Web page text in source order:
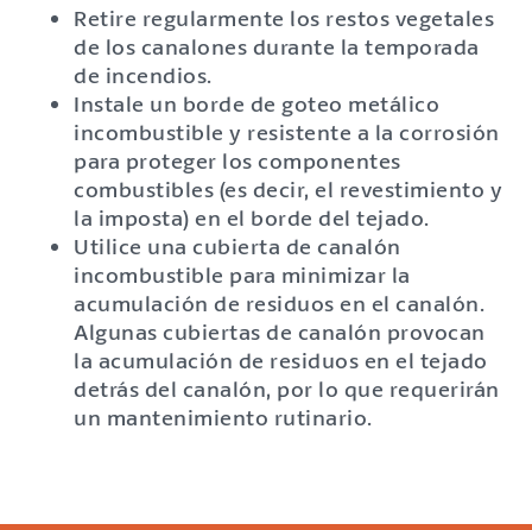
Retire regularmente los restos vegetales
de los canalones durante la temporada
de incendios.
Instale un borde de goteo metálico
incombustible y resistente a la corrosión
para proteger los componentes
combustibles (es decir, el revestimiento y
la imposta) en el borde del tejado.
Utilice una cubierta de canalón
incombustible para minimizar la
acumulación de residuos en el canalón.
Algunas cubiertas de canalón provocan
la acumulación de residuos en el tejado
detrás del canalón, por lo que requerirán
un mantenimiento rutinario.